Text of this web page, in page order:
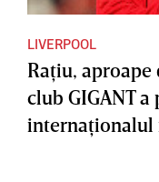
LIVERPOOL
Raţiu, aproape
club GIGANT
internaţionalul